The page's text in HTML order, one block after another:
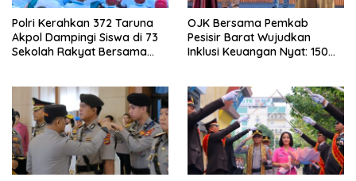
Polri Kerahkan 372 Taruna
Akpol Dampingi Siswa di 73
Sekolah Rakyat Bersama
OJK Bersama Pemkab
Pesisir Barat Wujudkan
Inklusi Keuangan Nyat: 150